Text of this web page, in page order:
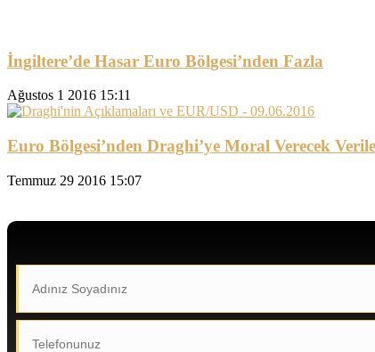
İngiltere’de Hasar Euro Bölgesi’nden Fazla
Ağustos 1 2016 15:11
Euro Bölgesi’nden Draghi’ye Moral Verecek
Temmuz 29 2016 15:07